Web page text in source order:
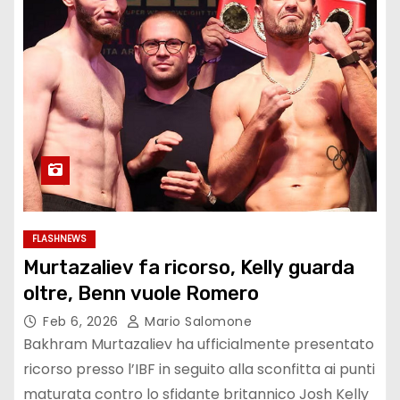
FLASHNEWS
Murtazaliev fa ricorso, Kelly guarda
oltre, Benn vuole Romero
Feb 6, 2026 Mario Salomone
Bakhram Murtazaliev ha ufficialmente presentato
ricorso presso l’IBF in seguito alla sconfitta ai punti
maturata contro lo sfidante britannico Josh Kelly